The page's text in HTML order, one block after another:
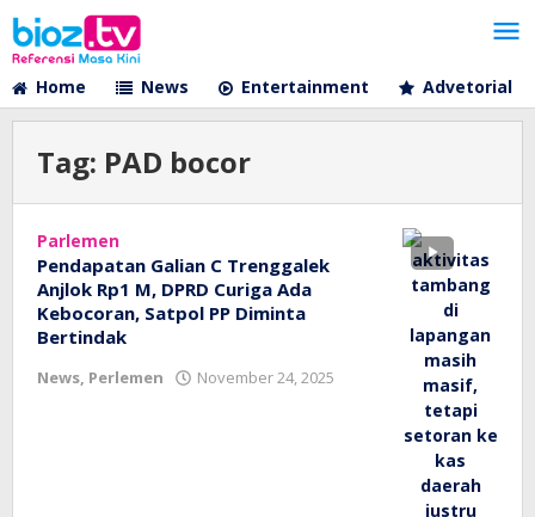
Lewati
ke
konten
Home
News Entertainment Advetorial
Tag: PAD bocor
Parlemen
Pendapatan Galian C Trenggalek
Anjlok Rp1 M, DPRD Curiga Ada
Kebocoran, Satpol PP Diminta
Bertindak
News, Perlemen November 24, 2025